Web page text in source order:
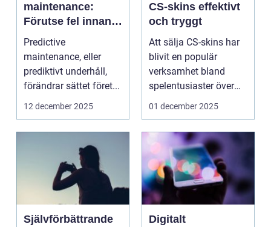
maintenance:
Förutse fel innan
de uppstår med
hjälp av sensorer
Predictive
maintenance, eller
prediktivt underhåll,
förändrar sättet föret...
12 december 2025
CS-skins effektivt
och tryggt
Att sälja CS-skins har
blivit en populär
verksamhet bland
spelentusiaster över
hela v...
01 december 2025
Självförbättrande
Digitalt